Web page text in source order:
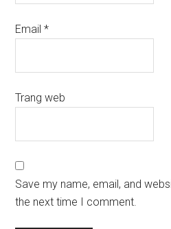
Email*
Trang web
Save my name, email, and
the next time I comment.